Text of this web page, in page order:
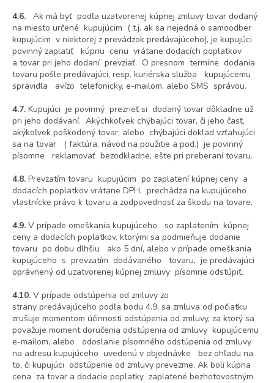
4.6. Ak má byť podľa uzatvorenej kúpnej zmluvy tovar dodaný
na miesto určené kupujúcim ( t.j. ak sa nejedná o samoodber
kupujúcim v niektorej z prevádzok predávajúceho), je kupujúci
povinný zaplatiť kúpnu cenu vrátane dodacích poplatkov
a tovar pri jeho dodaní prevziať. O presnom termíne dodania
tovaru pošle predávajúci, resp. kuriérska služba kupujúcemu
spravidla avízo telefonicky, e-mailom, alebo SMS správou.
4.7. Kupujúci je povinný prezrieť si dodaný tovar dôkladne už
pri jeho dodávaní. Akýchkoľvek chýbajúci tovar, či jeho časť,
akýkoľvek poškodený tovar, alebo chýbajúci doklad vzťahujúci
sa na tovar ( faktúra, návod na použitie a pod.) je povinný
písomne reklamovať bezodkladne, ešte pri preberaní tovaru.
4.8. Prevzatím tovaru kupujúcim po zaplatení kúpnej ceny a
dodacích poplatkov vrátane DPH, prechádza na kupujúceho
vlastnícke právo k tovaru a zodpovednosť za škodu na tovare.
4.9. V prípade omeškania kupujúceho so zaplatením kúpnej
ceny a dodacích poplatkov, ktorými sa podmieňuje dodanie
tovaru po dobu dlhšiu ako 5 dní, alebo v prípade omeškania
kupujúceho s prevzatím dodávaného tovaru, je predávajúci
oprávnený od uzatvorenej kúpnej zmluvy písomne odstúpiť.
4.10. V prípade odstúpenia od zmluvy zo
strany predávajúceho podľa bodu 4.9. sa zmluva od počiatku
zrušuje momentom účinnosti odstúpenia od zmluvy, za ktorý sa
považuje moment doručenia odstúpenia od zmluvy kupujúcemu
e-mailom, alebo odoslanie písomného odstúpenia od zmluvy
na adresu kupujúceho uvedenú v objednávke bez ohľadu na
to, či kupujúci odstúpenie od zmluvy prevezme. Ak boli kúpna
cena za tovar a dodacie poplatky zaplatené bezhotovostným